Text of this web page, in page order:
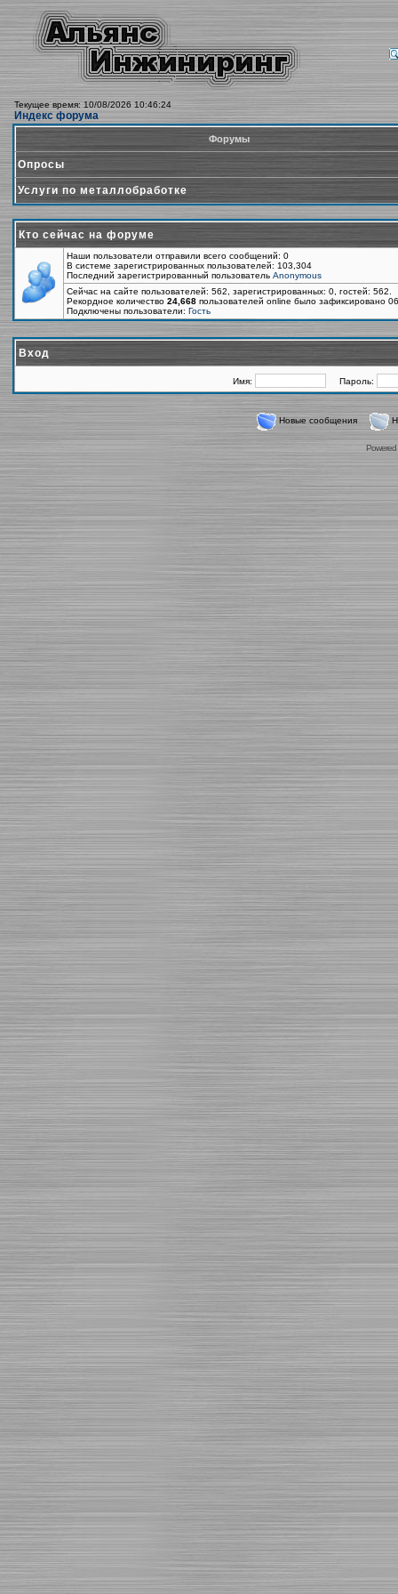
Текущее время: 10/08/2026 10:46:24
Индекс форума
Форумы
Опросы
Услуги по металлобработке
Кто сейчас на форуме
Наши пользователи отправили всего сообщений: 0
В системе зарегистрированных пользователей: 103,304
Последний зарегистрированный пользователь Anonymous
Сейчас на сайте пользователей: 562, зарегистрированных: 0, гостей:
Рекордное количество 24,668 пользователей online было зафиксировано
Подключены пользователи: Гость
Вход
Имя: Пароль:
Новые сообщения